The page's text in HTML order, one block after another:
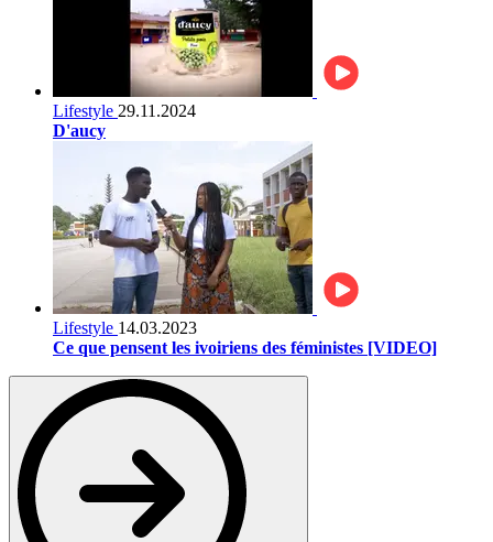
Lifestyle 29.11.2024
D'aucy
Lifestyle 14.03.2023
Ce que pensent les ivoiriens des féministes [VIDEO]